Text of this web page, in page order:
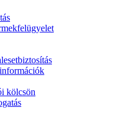
kölcsön